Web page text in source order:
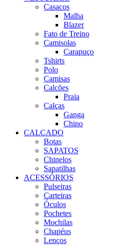
Casacos
Malha
Blazer
Fato de Treino
Camisolas
Carapuço
Tshirts
Polo
Camisas
Calcões
Praia
Calças
Ganga
Chino
CALÇADO
Botas
SAPATOS
Chinelos
Sapatilhas
ACESSÓRIOS
Pulseiras
Carteiras
Óculos
Pochetes
Mochilas
Chapéus
Lenços